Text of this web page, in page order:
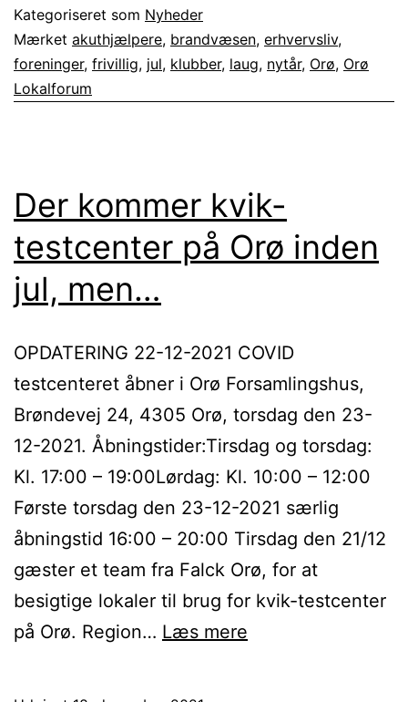
Kategoriseret som Nyheder
Mærket akuthjælpere, brandvæsen, erhvervsliv,
foreninger, frivillig, jul, klubber, laug, nytår, Orø, Orø
Lokalforum
Der kommer kvik-
testcenter på Orø inden
jul, men…
OPDATERING 22-12-2021 COVID
testcenteret åbner i Orø Forsamlingshus,
Brøndevej 24, 4305 Orø, torsdag den 23-
12-2021. Åbningstider:Tirsdag og torsdag:
Kl. 17:00 – 19:00Lørdag: Kl. 10:00 – 12:00
Første torsdag den 23-12-2021 særlig
åbningstid 16:00 – 20:00 Tirsdag den 21/12
gæster et team fra Falck Orø, for at
besigtige lokaler til brug for kvik-testcenter
på Orø. Region… Læs mere